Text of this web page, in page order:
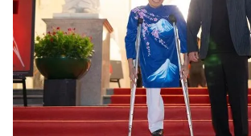
Tin thị trường Tin 360
Video Magazine
Sản phẩm khác